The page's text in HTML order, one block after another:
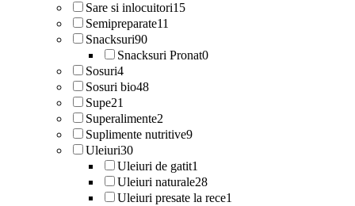
Sare si inlocuitori15
Semipreparate11
Snacksuri90
Snacksuri Pronat0
Sosuri4
Sosuri bio48
Supe21
Superalimente2
Suplimente nutritive9
Uleiuri30
Uleiuri de gatit1
Uleiuri naturale28
Uleiuri presate la rece1